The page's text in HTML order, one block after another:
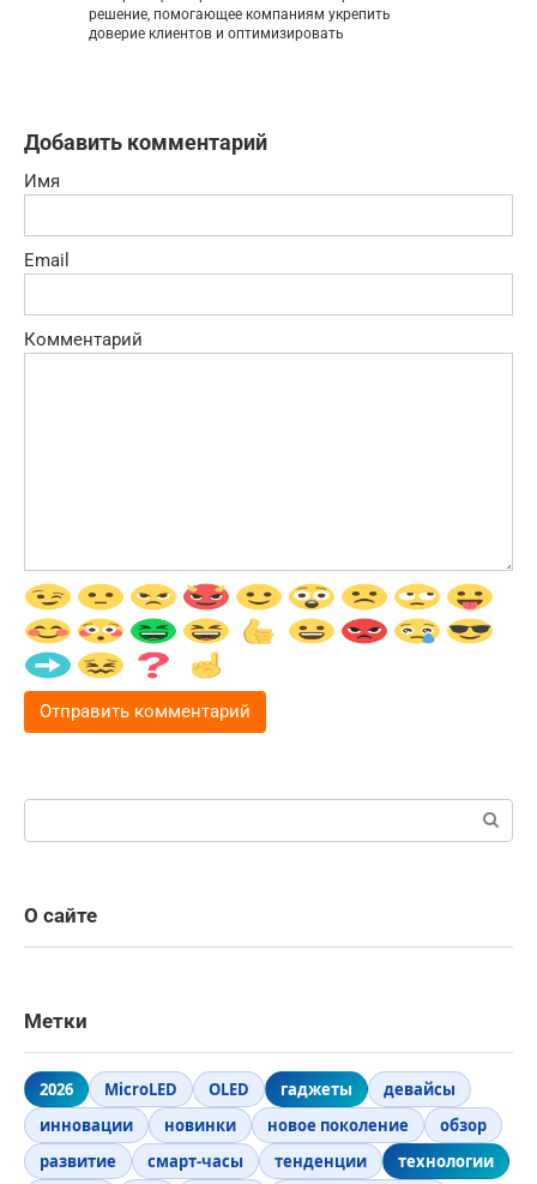
решение, помогающее компаниям укрепить
доверие клиентов и оптимизировать
Добавить комментарий
Имя
Email
Комментарий
Поиск:
О сайте
Метки
2026 MicroLED OLED гаджеты
девайсы
инновации
новинки новое поколение
обзор
развитие
смарт-часы тенденции
технологии